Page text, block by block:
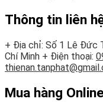
Thông tin liên
+ Địa chỉ: Số 1 Lê Đức
Chí Minh + Điện thoại:
Mua hàng